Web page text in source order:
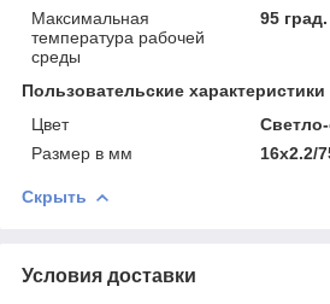
Максимальная
температура рабочей
среды
95 град.
Пользовательские характеристики
Цвет
Размер в мм
16х2.2/
Скрыть
Условия доставки